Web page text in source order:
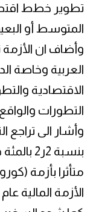
تطوير خطط
المتوسط أو
وأضاف ان
العربية وخاصة
الاقتصادية
التطورات
وأشار الى تراجع
بنسبة
متأثرا بأزمة
الأزمة المالية عام 2009.